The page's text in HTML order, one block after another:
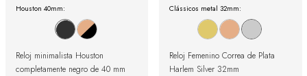
Houston 40mm:
Reloj minimalista Houston
completamente negro de 40 mm
Clássicos metal 32mm:
Reloj Femenino Correa de Plata
Harlem Silver 32mm